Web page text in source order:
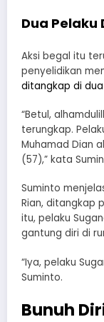
Dua Pelaku
Aksi begal itu
penyelidikan
ditangkap di
“Betul,
terungkap.
Muhamad Dian
(57),” kata
Suminto
Rian, ditangkap
itu, pelaku
gantung diri di
“Iya, pelaku
Suminto.
Bunuh